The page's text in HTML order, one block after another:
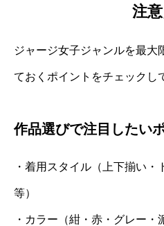
注
ジャージ女子ジャンルを最大
ておくポイントをチェックし
作品選びで注目したい
・着用スタイル（上下揃い
等）
・カラー（紺・赤・グレー・